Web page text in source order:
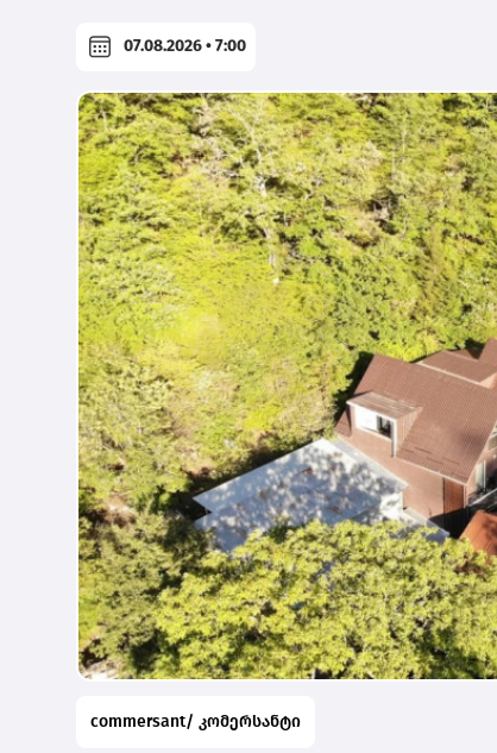
07.08.2026 • 7:00
commersant/ კომერსანტი